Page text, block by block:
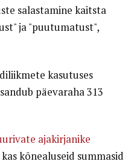
salastamine kaitsta
ja "puutumatust",
kasutuses
päevaraha 313
ajakirjanike
kõnealuseid summasid